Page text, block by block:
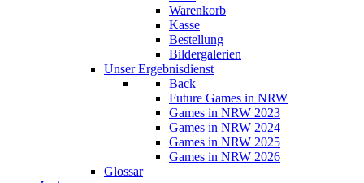
Warenkorb
Kasse
Bestellung
Bildergalerien
Unser Ergebnisdienst
Back
Future Games in NRW
Games in NRW 2023
Games in NRW 2024
Games in NRW 2025
Games in NRW 2026
Glossar